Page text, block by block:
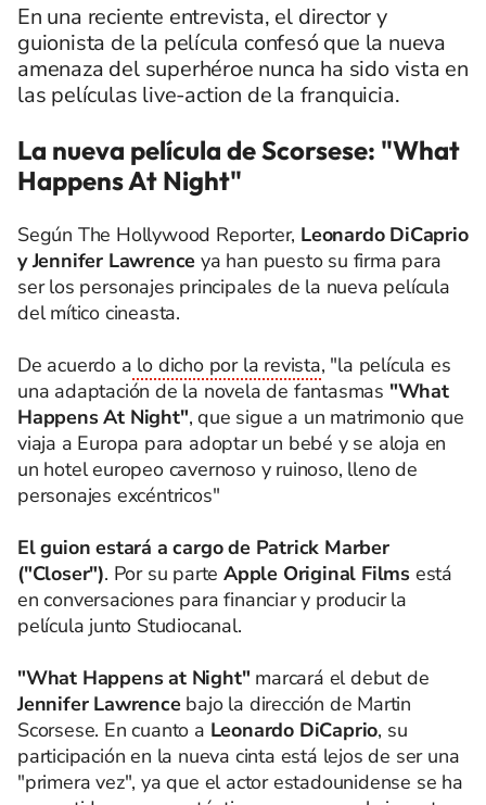
En una reciente entrevista, el director y
guionista de la película confesó que la nueva
amenaza del superhéroe nunca ha sido vista en
las películas live-action de la franquicia.
La nueva película de Scorsese: "What
Happens At Night"
Según The Hollywood Reporter, Leonardo DiCaprio
y Jennifer Lawrence ya han puesto su firma para
ser los personajes principales de la nueva película
del mítico cineasta.
De acuerdo a lo dicho por la revista, "la película es
una adaptación de la novela de fantasmas "What
Happens At Night", que sigue a un matrimonio que
viaja a Europa para adoptar un bebé y se aloja en
un hotel europeo cavernoso y ruinoso, lleno de
personajes excéntricos"
El guion estará a cargo de Patrick Marber
("Closer"). Por su parteApple Original Films está
en conversaciones para financiar y producir la
película junto Studiocanal.
"What Happens at Night" marcará el debut de
Jennifer Lawrencebajo la dirección de Martin
Scorsese. En cuanto a Leonardo DiCaprio, su
participación en la nueva cinta está lejos de ser una
"primera vez", ya que el actor estadounidense se ha